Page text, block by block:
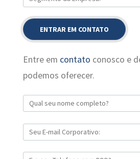
Entre em contato conosco e
podemos oferecer.